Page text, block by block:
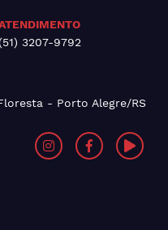
(51) 3207-9792
- Porto Alegre/RS